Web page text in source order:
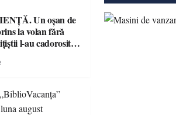
Un oșan de
la volan fără
l-au cadorosit